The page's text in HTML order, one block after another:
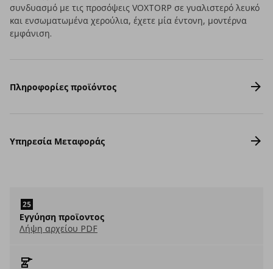
συνδυασμό με τις προσόψεις VOXTORP σε γυαλιστερό λευκό
και ενσωματωμένα χερούλια, έχετε μία έντονη, μοντέρνα
εμφάνιση.
Πληροφορίες προϊόντος
Υπηρεσία Μεταφοράς
Eγγύηση προϊοντος
Λήψη αρχείου PDF